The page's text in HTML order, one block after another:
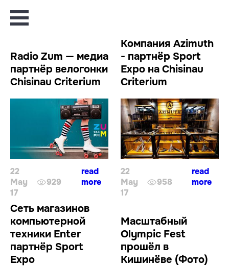
Radio Zum — медиа
партнёр велогонки
Chisinau Criterium
22
May
17
929
read
more
Компания Azimuth
- партнёр Sport
Expo на Chisinau
Criterium
22
May
17
958
read
more
Сеть магазинов
компьютерной
техники Enter
партнёр Sport
Expo
Масштабный
Olympic Fest
прошёл в
Кишинёве (Фото)